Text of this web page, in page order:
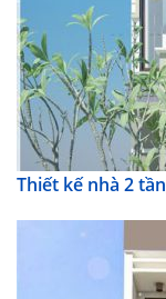
Thiết kế nhà 2